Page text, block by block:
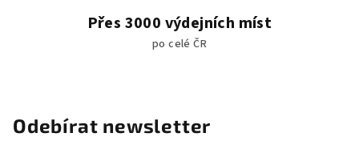
Přes 3000 výdejních míst
po celé ČR
Odebírat newsletter